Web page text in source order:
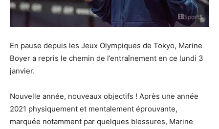
En pause depuis les Jeux Olympiques de Tokyo, Marine
Boyer a repris le chemin de l’entraînement en ce lundi 3
janvier.
Nouvelle année, nouveaux objectifs ! Après une année
2021 physiquement et mentalement éprouvante,
marquée notamment par quelques blessures, Marine